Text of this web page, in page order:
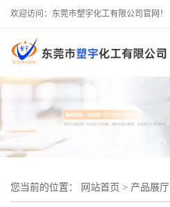
欢迎访问：东莞市塑宇化工有限公司官网！
您当前的位置： 网站首页 > 产品展厅